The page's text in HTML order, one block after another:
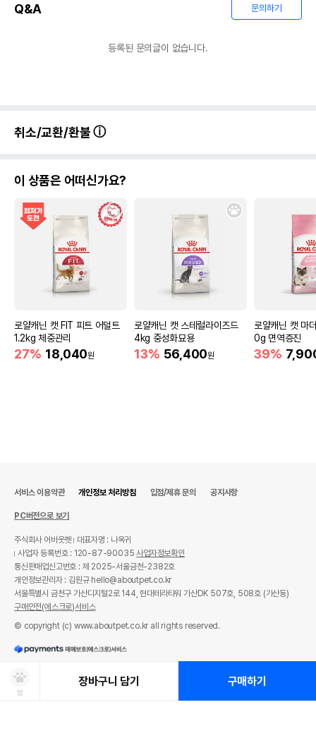
Q&A 문의하기
등록된 문의글이 없습니다.
취소/교환/환불
이 상품은 어떠신가요?
로얄캐닌 캣 FIT 피트 어덜트
1.2kg 체중관리
27% 18,040원
로얄캐닌 캣 스테럴라이즈드
4kg 중성화묘용
13% 56,400원
로얄캐닌 캣 마
0g 면역증진
39%
찜
장바구니 담기 구매하기
서비스 이용약관 개인정보 처리방침 입점/제휴 문의 공지사항
PC버전으로 보기
주식회사 어바웃펫
대표자명 : 나옥귀
사업자 등록번호 : 120-87-90035사업자정보확인
통신판매업신고번호 : 제 2025-서울금천-2382호
개인정보관리자 : 김원규 hello@aboutpet.co.kr
서울특별시 금천구 가산디지털2로 144, 현대테라타워 가산DK 507호, 508호 (가산동)
구매안전(에스크로)서비스
© copyright (c) www.aboutpet.co.kr all rights reserved.